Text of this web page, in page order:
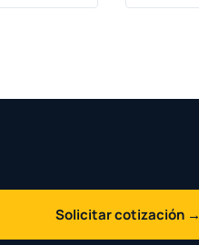
Solicitar cotización →